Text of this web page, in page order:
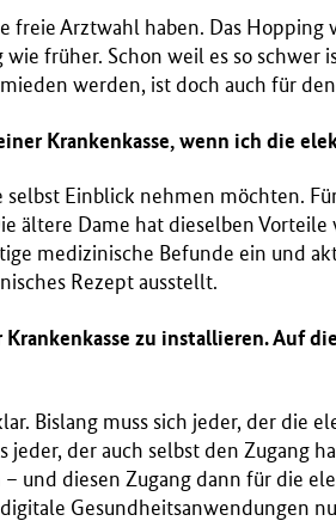
freie Arztwahl haben. Das Hopping
früher. Schon weil es so schwer
werden, ist doch auch für
Krankenkasse, wenn ich die
selbst Einblick nehmen möchten.
ältere Dame hat dieselben
medizinische Befunde ein und
Rezept ausstellt.
zu installieren. Auf
Bislang muss sich jeder, der die
der auch selbst den Zugang
und diesen Zugang dann für die
Gesundheitsanwendungen